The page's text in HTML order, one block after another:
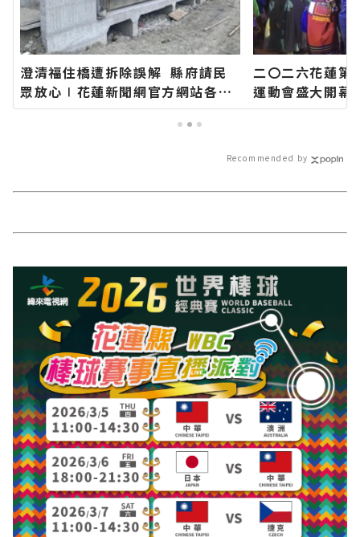
澄清福住橋遭拆除誤解 縣府請民
眾放心∣花蓮新聞網官方網站各類
新聞－最快速的今日新聞報導 最新
二〇二六花蓮第
運動會盛大開幕
齊聚花蓮∣花蓮
Recommended by